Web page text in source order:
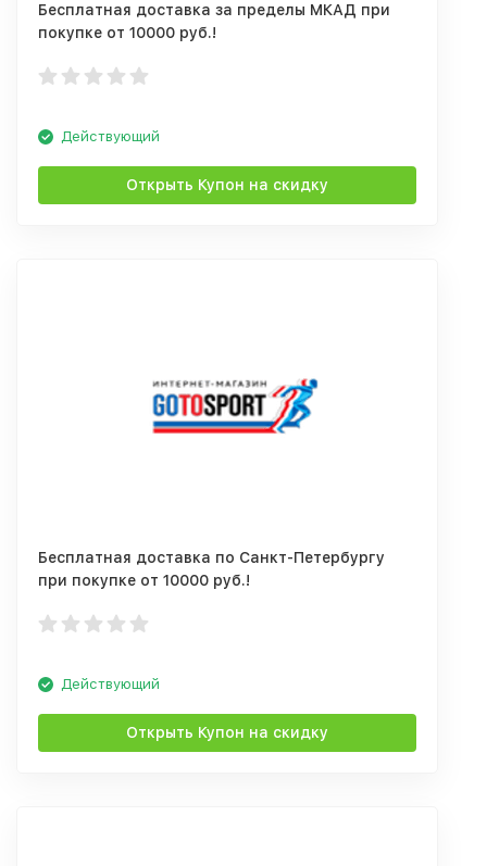
Бесплатная доставка за пределы МКАД при
покупке от 10000 руб.!
Действующий
Открыть Купон на скидку
Бесплатная доставка по Санкт-Петербургу
при покупке от 10000 руб.!
Действующий
Открыть Купон на скидку